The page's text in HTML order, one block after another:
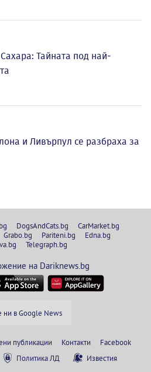
Тайната под най-
и Ливърпул се разбраха за
DogsAndCats.bg
CarMarket.bg
Grabo.bg Pariteni.bg
Edna.bg
Telegraph.bg
на Dariknews.bg
ни в Google News
публикации Контакти
Facebook
Политика ЛД Известия